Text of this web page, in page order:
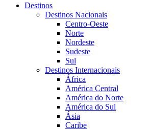
Destinos
Destinos Nacionais
Centro-Oeste
Norte
Nordeste
Sudeste
Sul
Destinos Internacionais
África
América Central
América do Norte
América do Sul
Ásia
Caribe